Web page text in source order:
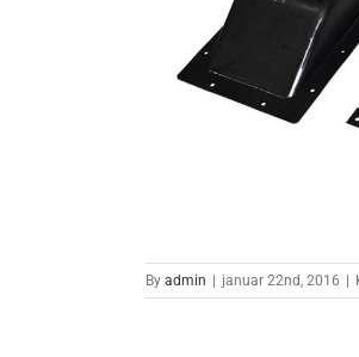
By admin | januar 22nd, 2016 |